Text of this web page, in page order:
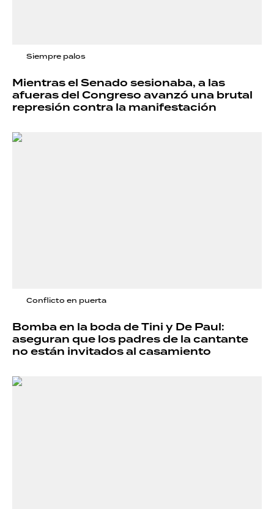
Siempre palos
Mientras el Senado sesionaba, a las
afueras del Congreso avanzó una brutal
represión contra la manifestación
Conflicto en puerta
Bomba en la boda de Tini y De Paul:
aseguran que los padres de la cantante
no están invitados al casamiento